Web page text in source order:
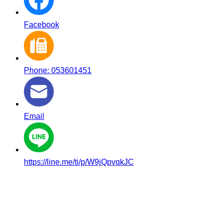
Facebook
Phone: 053601451
Email
https://line.me/ti/p/W9jQpvqkJC